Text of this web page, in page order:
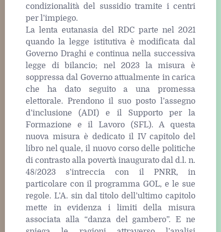
condizionalità del sussidio tramite i centri
per l’impiego.
La lenta eutanasia del RDC parte nel 2021
quando la legge istitutiva è modificata dal
Governo Draghi e continua nella successiva
legge di bilancio; nel 2023 la misura è
soppressa dal Governo attualmente in carica
che ha dato seguito a una promessa
elettorale. Prendono il suo posto l’assegno
d’inclusione (ADI) e il Supporto per la
Formazione e il Lavoro (SFL). A questa
nuova misura è dedicato il IV capitolo del
libro nel quale, il nuovo corso delle politiche
di contrasto alla povertà inaugurato dal d.l. n.
48/2023 s’intreccia con il PNRR, in
particolare con il programma GOL, e le sue
regole. L’A. sin dal titolo dell’ultimo capitolo
mette in evidenza i limiti della misura
associata alla “danza del gambero”. E ne